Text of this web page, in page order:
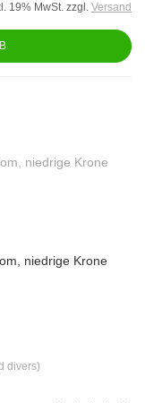
19% MwSt. zzgl. Versand
niedrige Krone
divers)